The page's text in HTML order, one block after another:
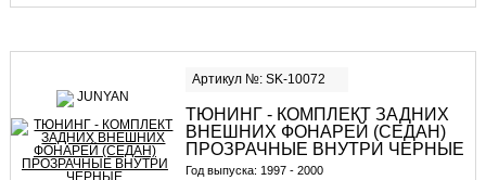
Артикул №: SK-10072
ТЮНИНГ - КОМПЛЕКТ ЗАДНИХ
ВНЕШНИХ ФОНАРЕЙ (СЕДАН)
ПРОЗРАЧНЫЕ ВНУТРИ ЧЕРНЫЕ
Год выпуска: 1997 - 2000